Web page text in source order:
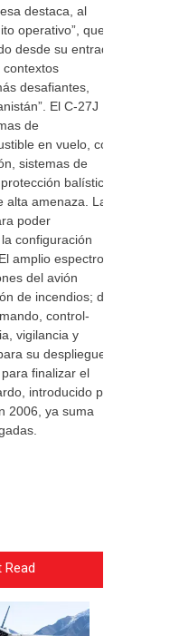
destaca, al
operativo”, que
desde su entrada
contextos
desafiantes,
El C-27J
de
en vuelo, con
sistemas de
balística
alta amenaza. La
poder
configuración
amplio espectro
del avión
de incendios; de
control-
vigilancia y
su despliegue
finalizar el
introducido por
2006, ya suma